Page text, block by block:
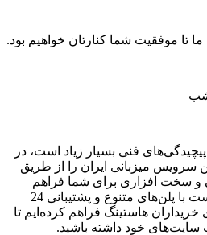
موفقیت شما کنارتان خواهیم بود.
فنی بسیار زیاد است، در
سرویس میزبانی ایران را از طریق
و سخت افزاری برای شما فراهم
کرده‌ایم. ما انواع میزبانی هاست با پلن‌های متنوع و پشتیبانی 24
هاستینگ فراهم کرده‌ایم تا
سایت‌های خود داشته باشید.